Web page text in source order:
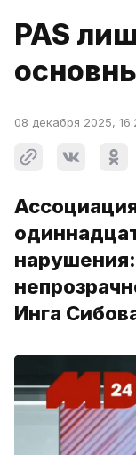
PAS
08 декабря 2025,
нарушения:
Инга